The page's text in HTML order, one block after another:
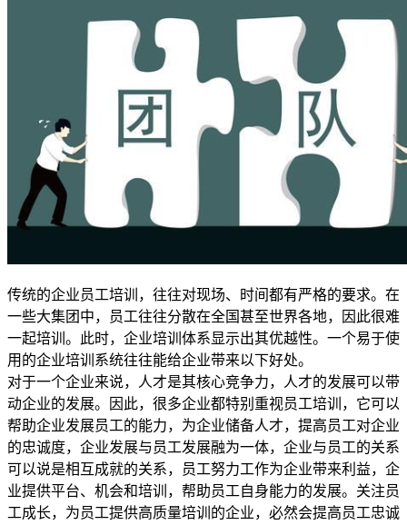
传统的企业员工培训，往往对现场、时间都有严格的要求。在
一些大集团中，员工往往分散在全国甚至世界各地，因此很难
一起培训。此时，企业培训体系显示出其优越性。一个易于使
用的企业培训系统往往能给企业带来以下好处。
对于一个企业来说，人才是其核心竞争力，人才的发展可以带
动企业的发展。因此，很多企业都特别重视员工培训，它可以
帮助企业发展员工的能力，为企业储备人才，提高员工对企业
的忠诚度，企业发展与员工发展融为一体，企业与员工的关系
可以说是相互成就的关系，员工努力工作为企业带来利益，企
业提供平台、机会和培训，帮助员工自身能力的发展。关注员
工成长，为员工提供高质量培训的企业，必然会提高员工忠诚